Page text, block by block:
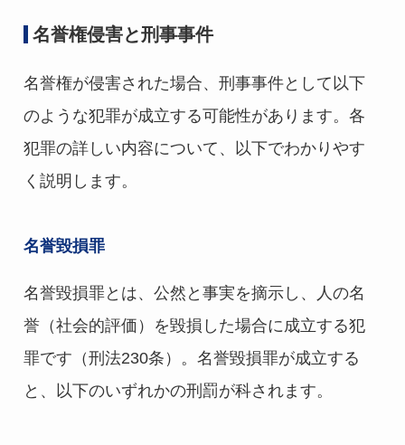
名誉権侵害と刑事事件
名誉権が侵害された場合、刑事事件として以下
のような犯罪が成立する可能性があります。各
犯罪の詳しい内容について、以下でわかりやす
く説明します。
名誉毀損罪
名誉毀損罪とは、公然と事実を摘示し、人の名
誉（社会的評価）を毀損した場合に成立する犯
罪です（刑法230条）。名誉毀損罪が成立する
と、以下のいずれかの刑罰が科されます。